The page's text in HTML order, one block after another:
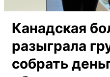
Канадская
разыграла
собрать